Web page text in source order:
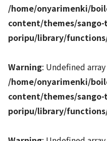
/home/onyarimenki/
content/themes/sango-
poripu/library/
Warning: Undefined
/home/onyarimenki/
content/themes/sango-
poripu/library/